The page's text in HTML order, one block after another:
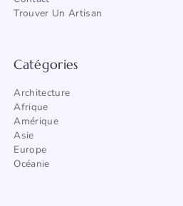
Trouver Un Artisan
Catégories
Architecture
Afrique
Amérique
Asie
Europe
Océanie